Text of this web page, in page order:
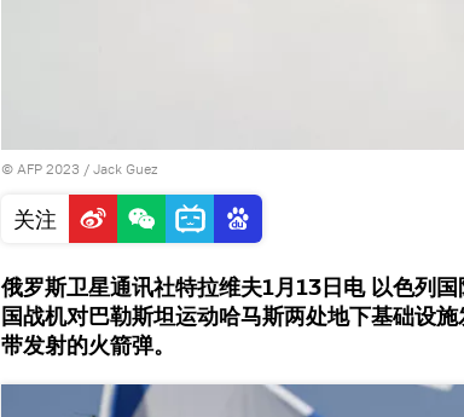
© AFP 2023 / Jack Guez
关注
俄罗斯卫星通讯社特拉维夫1月13日电 以色列
国战机对巴勒斯坦运动哈马斯两处地下基础设
带发射的火箭弹。